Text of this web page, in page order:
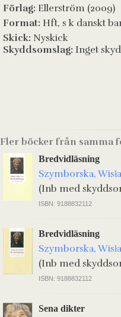
Förlag: Ellerström (2009)
Format: Hft, s k danskt
Skick: Nyskick
Skyddsomslag: Inget
Fler böcker från samma
Bredvidläsning
Szymborska,
(Inb med
ISBN: 9188832112
Bredvidläsning
Szymborska,
(Inb med
ISBN: 9188832112
Sena dikter